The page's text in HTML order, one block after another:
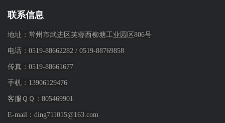
联系信息
地址：常州市武进区芙蓉西柳塘工业园区806号
电话：0519-88662282/0519-88769858
传真：0519-88661677
手机： 13906129476
客服ＱＱ：805469901
E-mail：ding711015@163.com